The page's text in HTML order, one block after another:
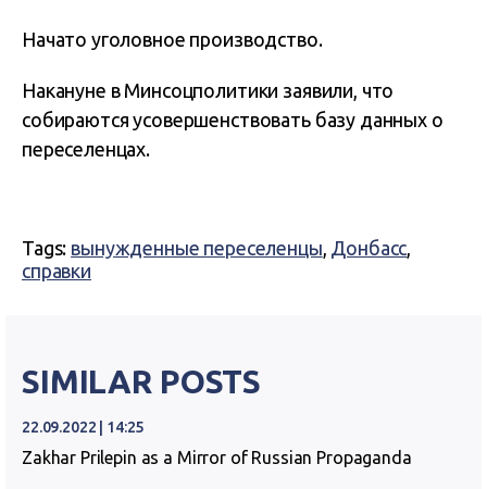
Начато уголовное производство.
Накануне в Минсоцполитики заявили, что
собираются усовершенствовать базу данных о
переселенцах.
Tags: вынужденные переселенцы, Донбасс,
справки
SIMILAR POSTS
22.09.2022 | 14:25
Zakhar Prilepin as a Mirror of Russian Propaganda